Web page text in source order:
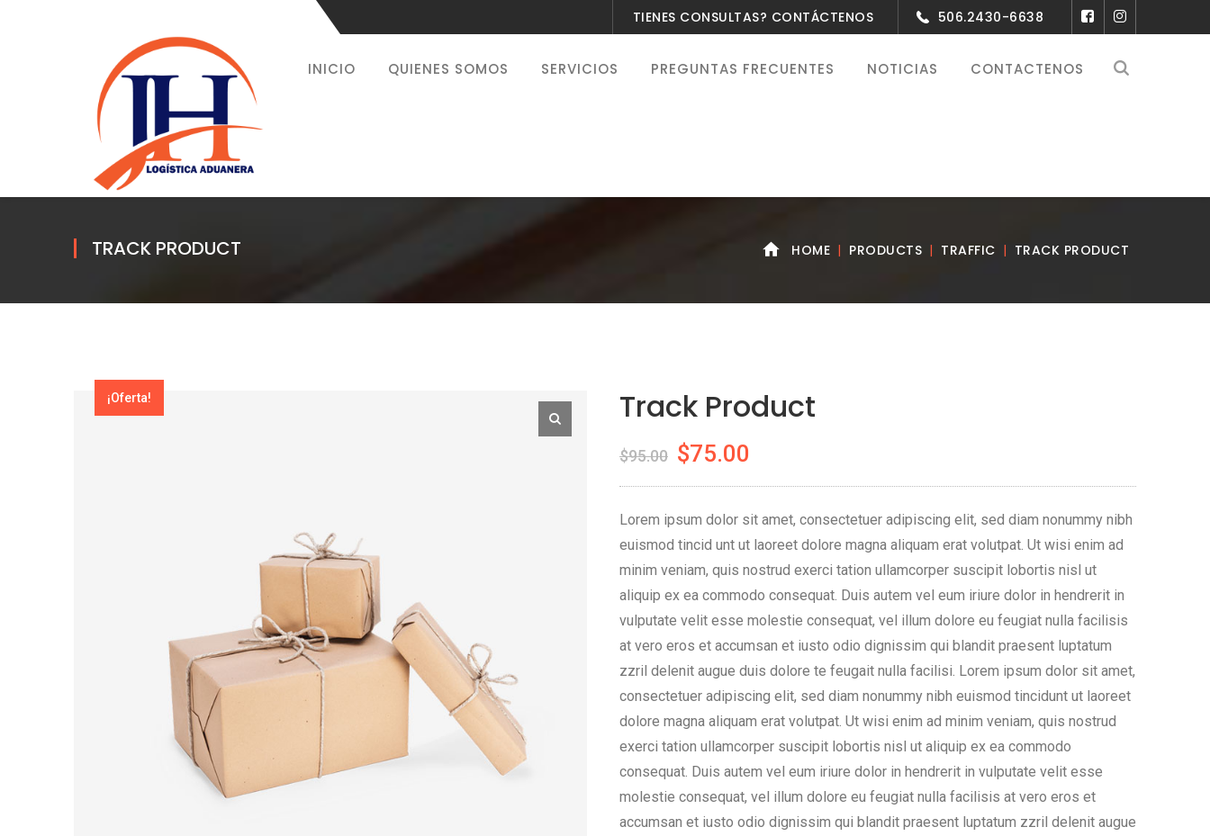
TIENES CONSULTAS? CONTÁCTENOS 506.2430-6638
INICIO QUIENES SOMOS SERVICIOS PREGUNTAS FRECUENTES NOTICIAS CONTACTENOS
TRACK PRODUCT HOME PRODUCTS TRAFFIC TRACK PRODUCT
¡Oferta! Track Product
$95.00 Original
price
$95.00.
$75.00
price
$75.00.
Lorem ipsum dolor sit amet, consectetuer adipiscing elit, sed diam nonummy nibh
euismod tincid unt ut laoreet dolore magna aliquam erat volutpat. Ut wisi enim ad
minim veniam, quis nostrud exerci tation ullamcorper suscipit lobortis nisl ut
aliquip ex ea commodo consequat. Duis autem vel eum iriure dolor in hendrerit in
vulputate velit esse molestie consequat, vel illum dolore eu feugiat nulla facilisis
at vero eros et accumsan et iusto odio dignissim qui blandit praesent luptatum
zzril delenit augue duis dolore te feugait nulla facilisi. Lorem ipsum dolor sit amet,
consectetuer adipiscing elit, sed diam nonummy nibh euismod tincidunt ut laoreet
dolore magna aliquam erat volutpat. Ut wisi enim ad minim veniam, quis nostrud
exerci tation ullamcorper suscipit lobortis nisl ut aliquip ex ea commodo
consequat. Duis autem vel eum iriure dolor in hendrerit in vulputate velit esse
molestie consequat, vel illum dolore eu feugiat nulla facilisis at vero eros et
accumsan et iusto odio dignissim qui blandit praesent luptatum zzril delenit augue